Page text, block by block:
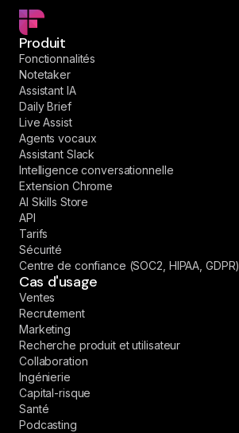
Produit
Fonctionnalités
Notetaker
Assistant IA
Daily Brief
Live Assist
Agents vocaux
Assistant Slack
Intelligence conversationnelle
Extension Chrome
AI Skills Store
API
Tarifs
Sécurité
Centre de confiance (SOC2, HIPAA, GDPR)
Cas d'usage
Ventes
Recrutement
Marketing
Recherche produit et utilisateur
Collaboration
Ingénierie
Capital-risque
Santé
Podcasting